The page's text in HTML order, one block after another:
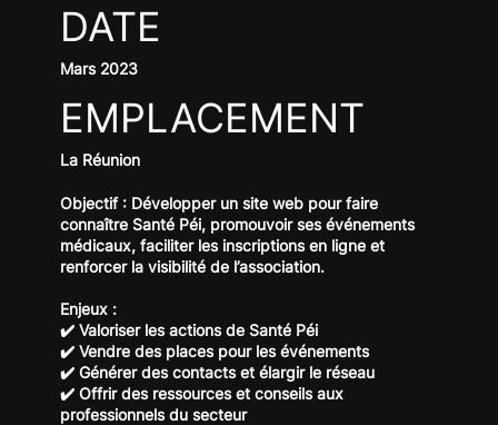
DATE
Mars 2023
EMPLACEMENT
La Réunion
Objectif : Développer un site web pour faire
connaître Santé Péi, promouvoir ses événements
médicaux, faciliter les inscriptions en ligne et
renforcer la visibilité de l’association.
Enjeux :
✔️ Valoriser les actions de Santé Péi
✔️ Vendre des places pour les événements
✔️ Générer des contacts et élargir le réseau
✔️ Offrir des ressources et conseils aux
professionnels du secteur